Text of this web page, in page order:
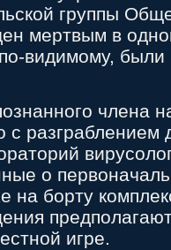
группы
мертвым в
видимому, были
члена
с разграблением
о
на борту
игре.